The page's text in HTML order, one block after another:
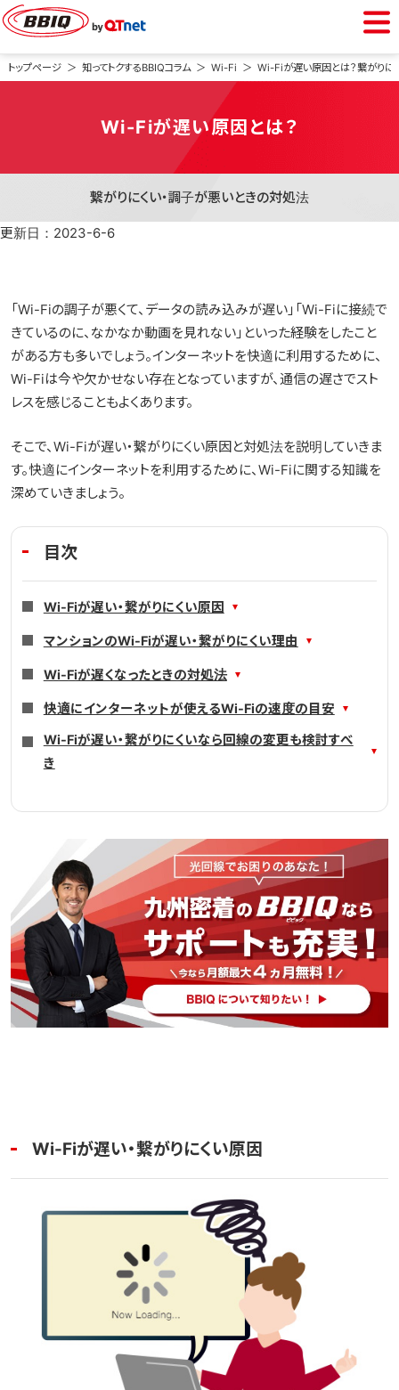
BBIQをご利用中の方
会員専用ページ
Webメール
BBIQをご検討中の方
光電話
光テレビ
料金プラン
よくある質問
トップページ 知ってトクするBBIQコラム Wi-Fi Wi-Fiが遅い原因とは？繋がりに
Wi-Fiが遅い原因とは？
繋がりにくい・調子が悪いときの対処法
更新日：2023-6-6
「Wi-Fiの調子が悪くて、データの読み込みが遅い」「Wi-Fiに接続で
きているのに、なかなか動画を見れない」といった経験をしたこと
がある方も多いでしょう。インターネットを快適に利用するために、
Wi-Fiは今や欠かせない存在となっていますが、通信の遅さでスト
レスを感じることもよくあります。
そこで、Wi-Fiが遅い・繋がりにくい原因と対処法を説明していきま
す。快適にインターネットを利用するために、Wi-Fiに関する知識を
深めていきましょう。
目次
Wi-Fiが遅い・繋がりにくい原因
マンションのWi-Fiが遅い・繋がりにくい理由
Wi-Fiが遅くなったときの対処法
快適にインターネットが使えるWi-Fiの速度の目安
Wi-Fiが遅い・繋がりにくいなら回線の変更も検討すべ
き
Wi-Fiが遅い・繋がりにくい原因